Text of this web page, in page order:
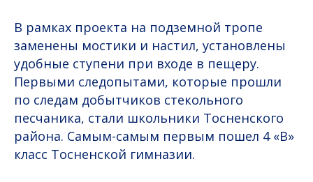
В рамках проекта на подземной тропе
заменены мостики и настил, установлены
удобные ступени при входе в пещеру.
Первыми следопытами, которые прошли
по следам добытчиков стекольного
песчаника, стали школьники Тосненского
района. Самым-самым первым пошел 4 «В»
класс Тосненской гимназии.